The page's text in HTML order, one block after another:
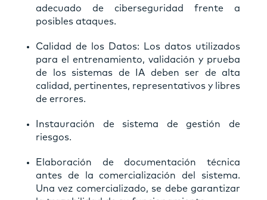
adecuado de ciberseguridad frente a
posibles ataques.
Calidad de los Datos: Los datos utilizados
para el entrenamiento, validación y prueba
de los sistemas de IA deben ser de alta
calidad, pertinentes, representativos y libres
de errores.
Instauración de sistema de gestión de
riesgos.
Elaboración de documentación técnica
antes de la comercialización del sistema.
Una vez comercializado, se debe garantizar